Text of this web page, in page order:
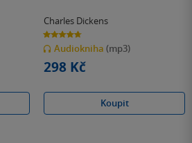
Charles Dickens
4.7
z
5
hvězdiček
Audiokniha (mp3)
298 Kč
Koupit